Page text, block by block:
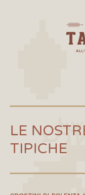
LE
TIPICHE